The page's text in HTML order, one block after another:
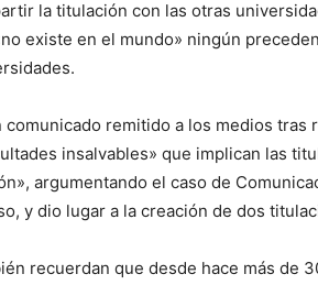
la titulación con las otras
existe en el mundo» ningún
comunicado remitido a los medios
insalvables» que implican las
argumentando el caso de
y dio lugar a la creación de dos
recuerdan que desde hace más de